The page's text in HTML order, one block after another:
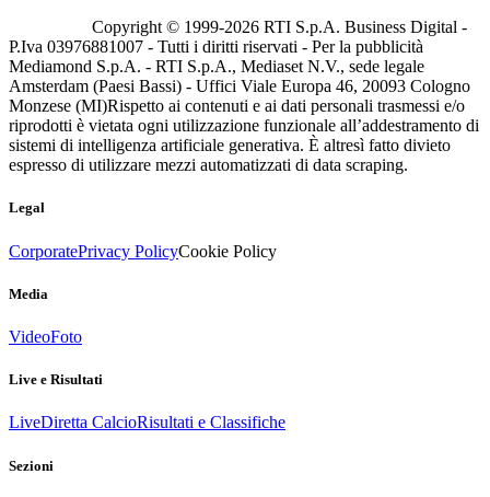
Copyright © 1999-2026 RTI S.p.A. Business Digital -
P.Iva 03976881007 - Tutti i diritti riservati - Per la pubblicità
Mediamond S.p.A. - RTI S.p.A., Mediaset N.V., sede legale
Amsterdam (Paesi Bassi) - Uffici Viale Europa 46, 20093 Cologno
Monzese (MI)Rispetto ai contenuti e ai dati personali trasmessi e/o
riprodotti è vietata ogni utilizzazione funzionale all’addestramento di
sistemi di intelligenza artificiale generativa. È altresì fatto divieto
espresso di utilizzare mezzi automatizzati di data scraping.
Legal
CorporatePrivacy PolicyCookie Policy
Media
VideoFoto
Live e Risultati
LiveDiretta CalcioRisultati e Classifiche
Sezioni